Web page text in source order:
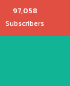
97,058
Subscribers